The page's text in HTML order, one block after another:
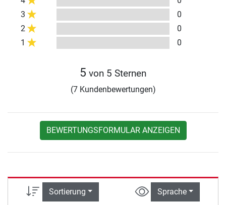
3
0
2
0
1
0
5 von 5 Sternen
(7 Kundenbewertungen)
BEWERTUNGSFORMULAR ANZEIGEN
Sortierung Sprache